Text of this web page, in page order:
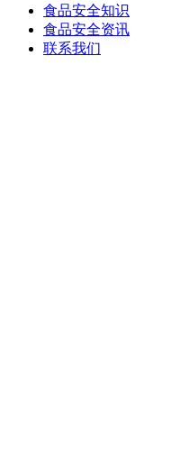
食品安全知识
食品安全资讯
联系我们